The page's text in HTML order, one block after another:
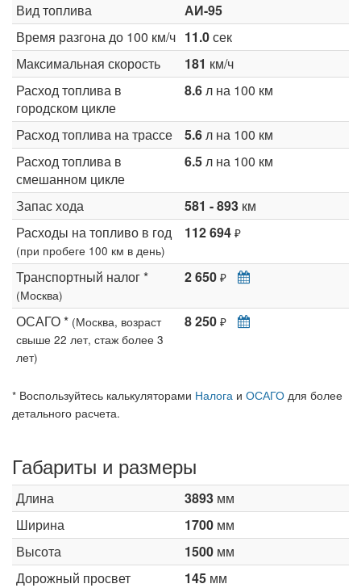
Вид топлива
АИ-95
Время разгона до 100 км/ч 11.0сек
Максимальная скорость
181 км/ч
Расход топлива в
городском цикле
8.6л на 100 км
Расход топлива на трассе 5.6л на 100 км
Расход топлива в
смешанном цикле
6.5л на 100 км
Запас хода 581 - 893 км
Расходы на топливо в год
(при пробеге 100 км в день)
112 694 ₽
Транспортный налог *
(Москва)
2 650 ₽
ОСАГО * (Москва, возраст
свыше 22 лет, стаж более 3
лет)
8 250 ₽
* Воспользуйтесь калькуляторами Налога и ОСАГО для более
детального расчета.
Габариты и размеры
Длина 3893 мм
Ширина
1700 мм
Высота
1500 мм
Дорожный просвет
145 мм